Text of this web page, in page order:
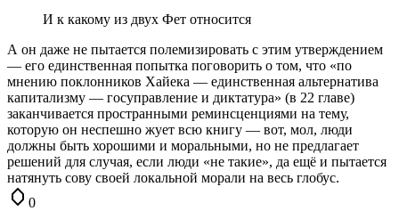
И к какому из двух Фет относится
А он даже не пытается полемизировать с этим утверждением
— его единственная попытка поговорить о том, что «по
мнению поклонников Хайека — единственная альтернатива
капитализму — госуправление и диктатура» (в 22 главе)
заканчивается пространными реминсценциями на тему,
которую он неспешно жует всю книгу — вот, мол, люди
должны быть хорошими и моральными, но не предлагает
решений для случая, если люди «не такие», да ещё и пытается
натянуть сову своей локальной морали на весь глобус.
0